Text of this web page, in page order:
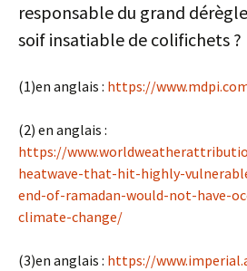
responsable du grand
soif insatiable de colifichets ?
(1)en anglais : https://
(2) en anglais :
https://
heatwave-that-hit-highly-
end-of-ramadan-would-not-have-
climate-change/
(3)en anglais : https://